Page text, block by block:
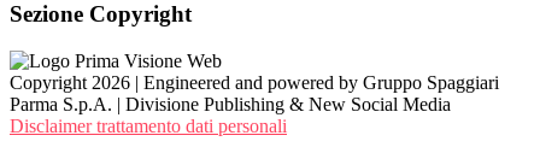
Sezione Copyright
Copyright 2026 | Engineered and powered by Gruppo Spaggiari
Parma S.p.A. | Divisione Publishing & New Social Media
Disclaimer trattamento dati personali